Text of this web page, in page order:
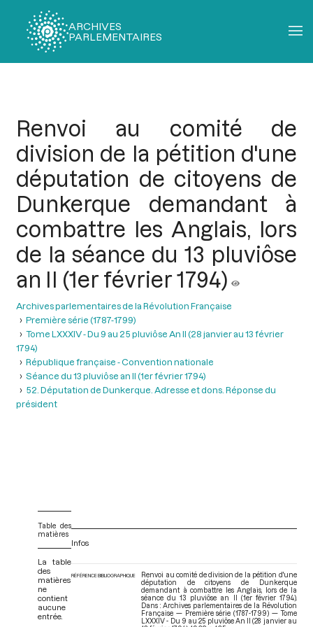
ARCHIVES
PARLEMENTAIRES
Renvoi au comité de
division de la pétition d'une
députation de citoyens de
Dunkerque demandant à
combattre les Anglais, lors
de la séance du 13 pluviôse
an II (1er février 1794)
Archives parlementaires de la Révolution Française
Première série (1787-1799)
Tome LXXXIV - Du 9 au 25 pluviôse An II (28 janvier au 13 février
1794)
République française - Convention nationale
Séance du 13 pluviôse an II (1er février 1794)
52. Députation de Dunkerque. Adresse et dons. Réponse du
président
Table des
matières
La table
des
matières
ne
contient
aucune
entrée.
Infos
RÉFÉRENCE BIBLIOGRAPHIQUE
Renvoi au comité de division de la pétition d'une
députation de citoyens de Dunkerque
demandant à combattre les Anglais, lors de la
séance du 13 pluviôse an II (1er février 1794).
Dans : Archives parlementaires de la Révolution
Française — Première série (1787-1799) — Tome
LXXXIV - Du 9 au 25 pluviôse An II (28 janvier au